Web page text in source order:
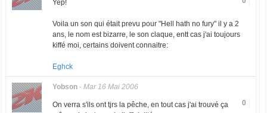
Yep!
Voila un son qui était prevu pour "Hell hath no fury" il y a 2
ans, le nom est bizarre, le son claque, entt cas j'ai toujours
kiffé moi, certains doivent connaitre:
Eghck
Yobson- Mar 16 Mai 2006
0
On verra s'ils ont tjrs la pêche, en tout cas j'ai trouvé ça